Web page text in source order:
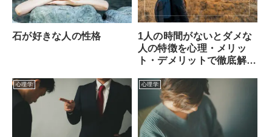
石が好きな人の性格
1人の時間がないとダメな
人の特徴を心理・メリッ
ト・デメリットで徹底解
心理学 心理学